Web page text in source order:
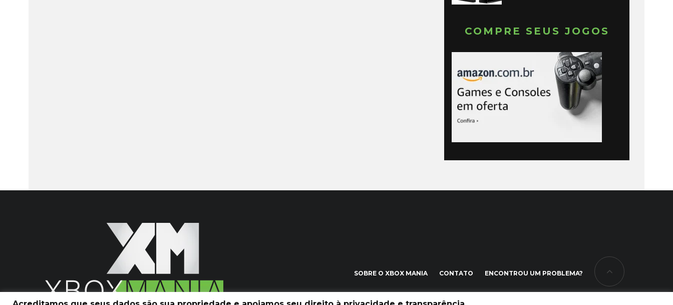
COMPRE SEUS JOGOS
SOBRE O XBOX MANIA CONTATO ENCONTROU UM PROBLEMA?